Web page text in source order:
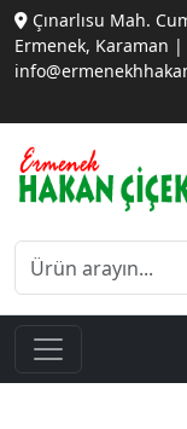
Çınarlısu Mah.
Ermenek, Karaman |